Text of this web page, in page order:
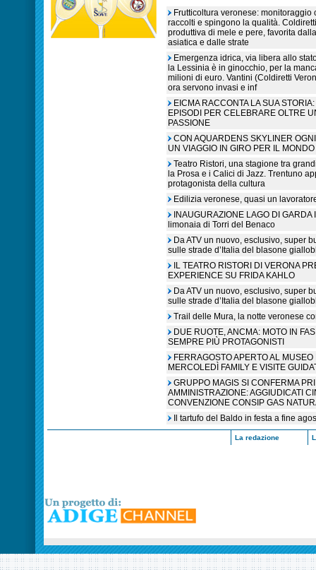
Frutticoltura veronese:
raccolti e spingono la qualità.
produttiva di mele e pere, favorita
asiatica e dalle strate
Emergenza idrica, via libera allo
la Lessinia è in ginocchio, per la
milioni di euro. Vantini (Coldiretti
ora servono invasi e inf
EICMA RACCONTA LA SUA
EPISODI PER CELEBRARE OLTRE
PASSIONE
CON AQUARDENS SKYLINER
UN VIAGGIO IN GIRO PER IL MONDO
Teatro Ristori, una stagione tra
la Prosa e i Calici di Jazz. Trentuno
protagonista della cultura
Edilizia veronese, quasi un
INAUGURAZIONE LAGO DI
limonaia di Torri del Benaco
Da ATV un nuovo, esclusivo, super
sulle strade d’Italia del blasone
IL TEATRO RISTORI DI VERONA
EXPERIENCE SU FRIDA KAHLO
Da ATV un nuovo, esclusivo, super
sulle strade d’Italia del blasone
Trail delle Mura, la notte veronese
DUE RUOTE, ANCMA: MOTO IN
SEMPRE PIÙ PROTAGONISTI
FERRAGOSTO APERTO AL
MERCOLEDÌ FAMILY E VISITE
GRUPPO MAGIS SI CONFERMA
AMMINISTRAZIONE: AGGIUDICATI
CONVENZIONE CONSIP GAS
Il tartufo del Baldo in festa a fine
La redazione